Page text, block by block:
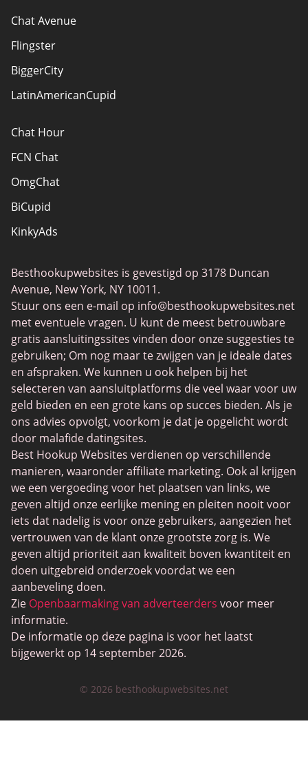
Chat Avenue
Flingster
BiggerCity
LatinAmericanCupid
Chat Hour
FCN Chat
OmgChat
BiCupid
KinkyAds
Together2Night
MyLOL
Swingtowns
Instabang
Besthookupwebsites is gevestigd op 3178 Duncan
Avenue, New York, NY 10011.
Stuur ons een e-mail op info@besthookupwebsites.net
met eventuele vragen. U kunt de meest betrouwbare
gratis aansluitingssites vinden door onze suggesties te
gebruiken; Om nog maar te zwijgen van je ideale dates
en afspraken. We kunnen u ook helpen bij het
selecteren van aansluitplatforms die veel waar voor uw
geld bieden en een grote kans op succes bieden. Als je
ons advies opvolgt, voorkom je dat je opgelicht wordt
door malafide datingsites.
Best Hookup Websites verdienen op verschillende
manieren, waaronder affiliate marketing. Ook al krijgen
we een vergoeding voor het plaatsen van links, we
geven altijd onze eerlijke mening en pleiten nooit voor
iets dat nadelig is voor onze gebruikers, aangezien het
vertrouwen van de klant onze grootste zorg is. We
geven altijd prioriteit aan kwaliteit boven kwantiteit en
doen uitgebreid onderzoek voordat we een
aanbeveling doen.
Zie Openbaarmaking van adverteerders voor meer
informatie.
De informatie op deze pagina is voor het laatst
bijgewerkt op 14 september 2026.
© 2026 besthookupwebsites.net